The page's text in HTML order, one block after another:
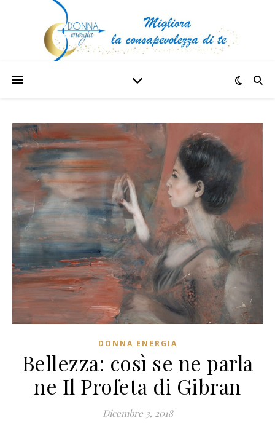
DONNA ENERGIA
Bellezza: così se ne parla
ne Il Profeta di Gibran
Dicembre 3, 2018